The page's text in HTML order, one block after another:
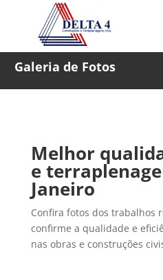
Galeria de Fotos
Melhor
e
Janeiro
Confira fotos dos trabalhos
confirme a qualidade e
nas obras e construções